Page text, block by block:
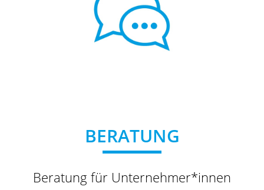
BERATUNG
Beratung für Unternehmer*innen